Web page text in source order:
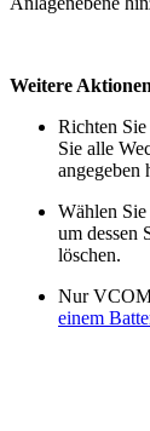
Weitere Aktionen
Richten
Sie alle
angegeben
Wählen Sie
um dessen
löschen.
Nur
einem